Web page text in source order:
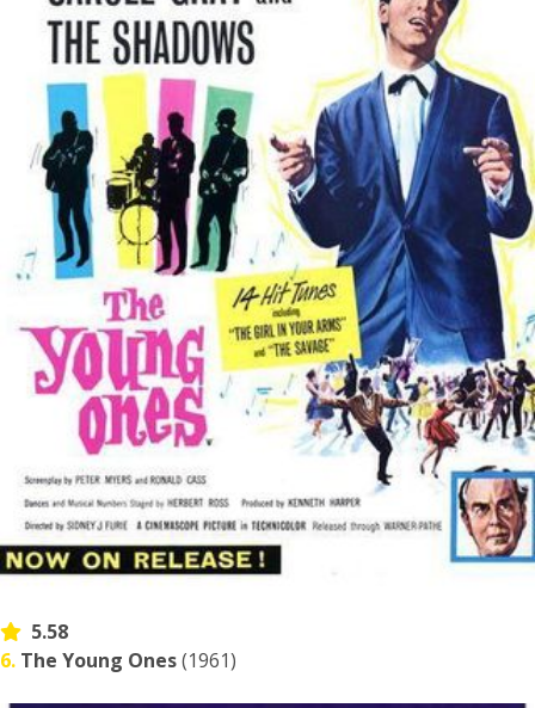
5.58
6. The Young Ones(1961)